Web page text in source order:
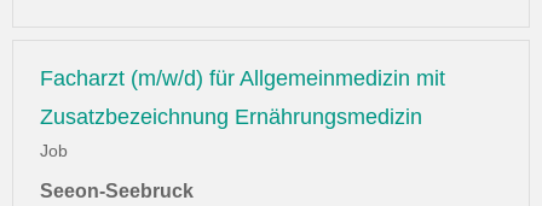
Facharzt (m/w/d) für Allgemeinmedizin mit
Zusatzbezeichnung Ernährungsmedizin
Job
Seeon-Seebruck